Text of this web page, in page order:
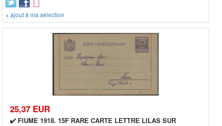
+ ajout à ma sélection
25,37 EUR
✔️ FIUME 1918. 15F RARE CARTE LETTRE LILAS SUR